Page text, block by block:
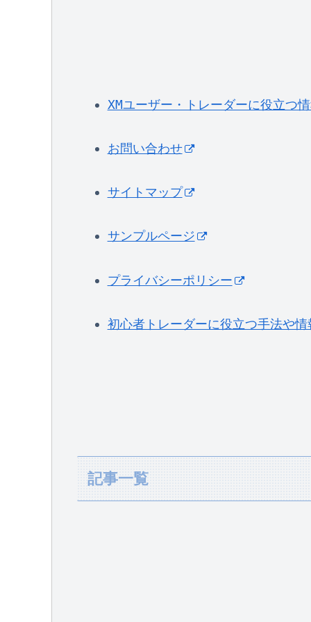
XMユーザー・トレーダーに役立つ
お問い合わせ
サイトマップ
サンプルページ
プライバシーポリシー
初心者トレーダーに役立つ手法や情
記事一覧